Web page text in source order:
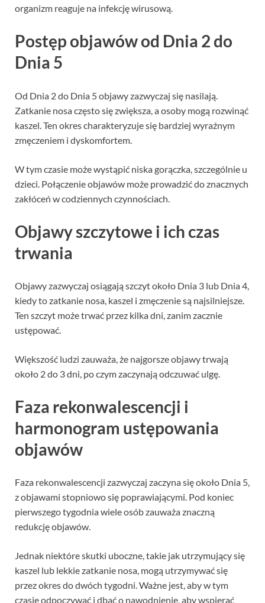
organizm reaguje na infekcję wirusową.
Postęp objawów od Dnia 2 do
Dnia 5
Od Dnia 2 do Dnia 5 objawy zazwyczaj się nasilają.
Zatkanie nosa często się zwiększa, a osoby mogą rozwinąć
kaszel. Ten okres charakteryzuje się bardziej wyraźnym
zmęczeniem i dyskomfortem.
W tym czasie może wystąpić niska gorączka, szczególnie u
dzieci. Połączenie objawów może prowadzić do znacznych
zakłóceń w codziennych czynnościach.
Objawy szczytowe i ich czas
trwania
Objawy zazwyczaj osiągają szczyt około Dnia 3 lub Dnia 4,
kiedy to zatkanie nosa, kaszel i zmęczenie są najsilniejsze.
Ten szczyt może trwać przez kilka dni, zanim zacznie
ustępować.
Większość ludzi zauważa, że najgorsze objawy trwają
około 2 do 3 dni, po czym zaczynają odczuwać ulgę.
Faza rekonwalescencji i
harmonogram ustępowania
objawów
Faza rekonwalescencji zazwyczaj zaczyna się około Dnia 5,
z objawami stopniowo się poprawiającymi. Pod koniec
pierwszego tygodnia wiele osób zauważa znaczną
redukcję objawów.
Jednak niektóre skutki uboczne, takie jak utrzymujący się
kaszel lub lekkie zatkanie nosa, mogą utrzymywać się
przez okres do dwóch tygodni. Ważne jest, aby w tym
czasie odpoczywać i dbać o nawodnienie, aby wspierać